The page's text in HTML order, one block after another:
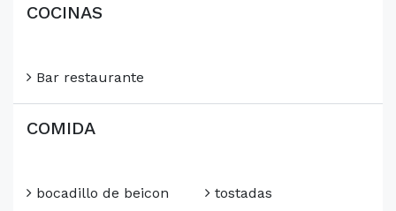
COCINAS
Bar restaurante
COMIDA
bocadillo de beicon
tostadas